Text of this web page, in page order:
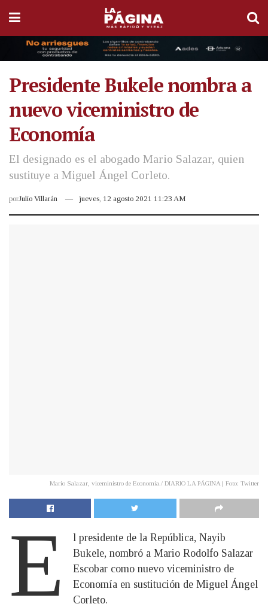
Presidente Bukele nombra a
nuevo viceministro de
Economía
El designado es el abogado Mario Salazar, quien
sustituye a Miguel Ángel Corleto.
porJulio Villarán jueves, 12 agosto 2021 11:23 AM
Mario Salazar, viceministro de Economía./ DIARIO LA PÁGINA | Foto: Twitter
E
l presidente de la República, Nayib
Bukele, nombró a Mario Rodolfo Salazar
Escobar como nuevo viceministro de
Economía en sustitución de Miguel Ángel
Corleto.